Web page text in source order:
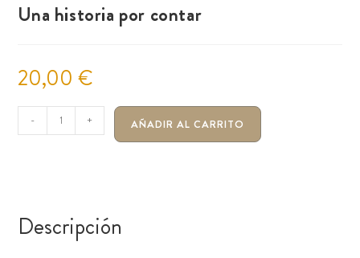
Una historia por contar
20,00€
- + AÑADIR AL CARRITO
Descripción